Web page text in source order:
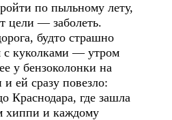
по пыльному лету,
цели — заболеть.
будто страшно
с куколками — утром
у бензоколонки на
ей сразу повезло:
Краснодара, где зашла
хиппи и каждому